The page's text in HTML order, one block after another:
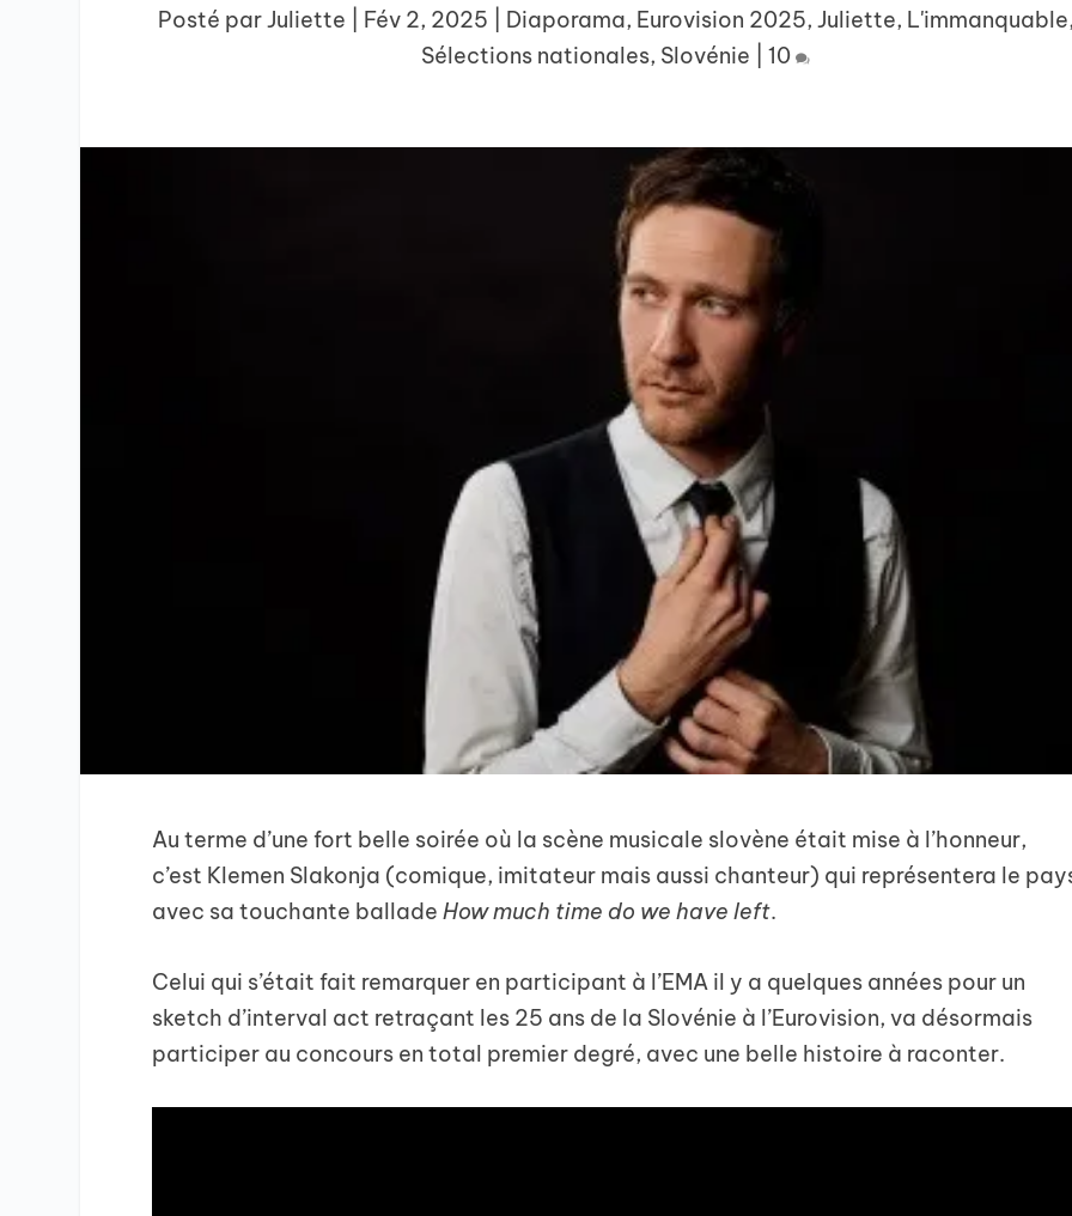
Posté parJuliette Fév 2, 2025 Diaporama, Eurovision 2025, Juliette, L'immanquable
Sélections nationales, Slovénie |10
Au terme d’une fort belle soirée où la scène musicale slovène était mise à l’honneur,
c’est Klemen Slakonja (comique, imitateur mais aussi chanteur) qui représentera le
avec sa touchante balladeHow much time do we have left.
Celui qui s’était fait remarquer en participant à l’EMA il y a quelques années pour un
sketch d’interval act retraçant les 25 ans de la Slovénie à l’Eurovision, va désormais
participer au concours en total premier degré, avec une belle histoire à raconter.